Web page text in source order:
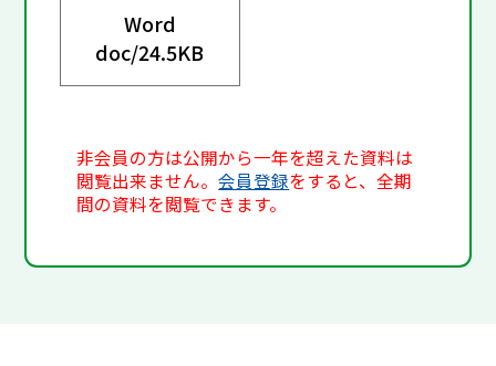
Word
doc/24.5KB
非会員の方は公開から一年を超えた資料は
閲覧出来ません。会員登録をすると、全期
間の資料を閲覧できます。